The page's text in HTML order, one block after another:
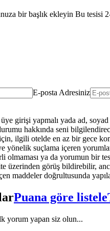
bir başlık ekleyin Bu tesisi
E-posta Adresiniz
girişi yapmalı yada ad,
hakkında seni
ilgili otelde en az bir gece
yönelik suçlama içeren
ya da yorumun bir
üzerinden görüş bildirebilir,
maddeler doğrultusunda
Puana göre listele
yorum yapan siz olun...